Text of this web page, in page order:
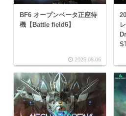
BF6 オープンベータ正座待
機【Battle field6】
2025.08.06